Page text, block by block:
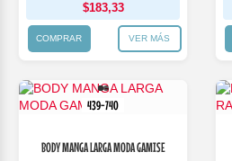
$183,33
COMPRAR VER MÁS
439-740
BODY MANGA LARGA MODA GAMISE